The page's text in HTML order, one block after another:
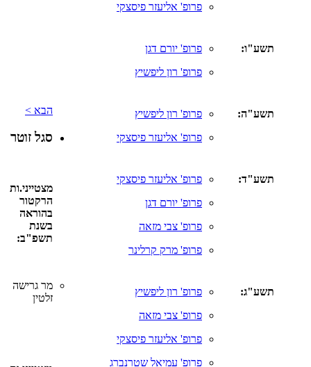
פרופ' אליעזר פיסצקי
תשע"ו:
פרופ' יורם דגן
פרופ' רון ליפשיץ
תשע"ה:
פרופ' רון ליפשיץ
פרופ' אליעזר פיסצקי
תשע"ד:
פרופ' אליעזר פיסצקי
פרופ' יורם דגן
פרופ' צבי מזאה
פרופ' מרק קרלינר
תשע"ג:
פרופ' רון ליפשיץ
פרופ' צבי מזאה
פרופ' אליעזר פיסצקי
פרופ' עמיאל שטרנברג
הבא >
סגל זוטר
מצטייני.ות
הרקטור
בהוראה
בשנת
תשפ"ב:
מר גרישה
זלטין